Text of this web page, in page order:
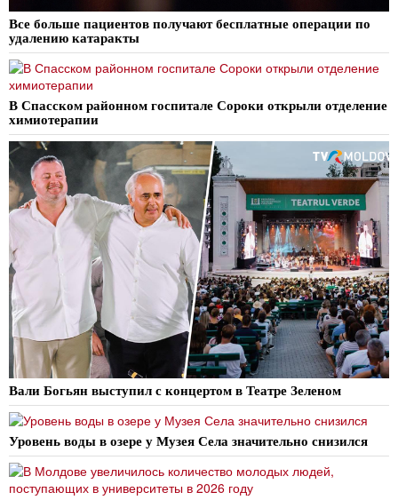
Все больше пациентов получают бесплатные операции по
удалению катаракты
В Спасском районном госпитале Сороки открыли отделение
химиотерапии
Вали Богьян выступил с концертом в Театре Зеленом
Уровень воды в озере у Музея Села значительно снизился